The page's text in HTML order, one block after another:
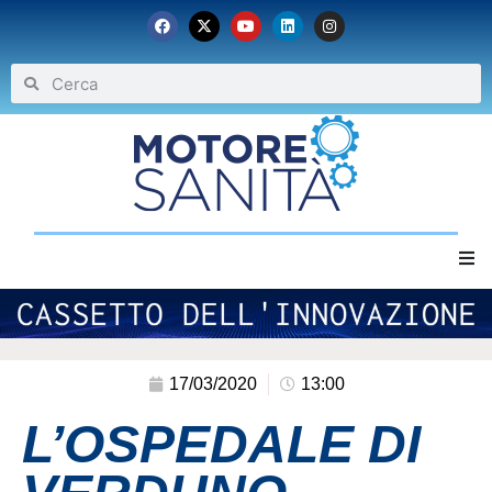
Home
Eventi
Archivio
17/03/2020 13:00
L’OSPEDALE DI